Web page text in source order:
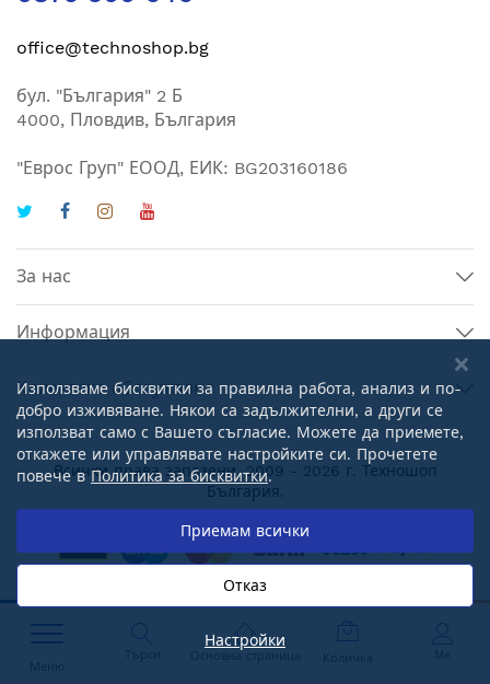
office@technoshop.bg
бул. "България" 2 Б
4000, Пловдив, България
"Еврос Груп" ЕООД, ЕИК: BG203160186
За нас
Информация
Клиентско обслужване
Всички права запазени. 2009 - 2026 г.
Техношоп
България
Сигурни плащания онлайн:
Използваме бисквитки за правилна работа, анализ и по-
добро изживяване. Някои са задължителни, а други се
използват само с Вашето съгласие. Можете да приемете,
откажете или управлявате настройките си. Прочетете
повече вПолитика за бисквитки.
Приемам всички
Отказ
Настройки